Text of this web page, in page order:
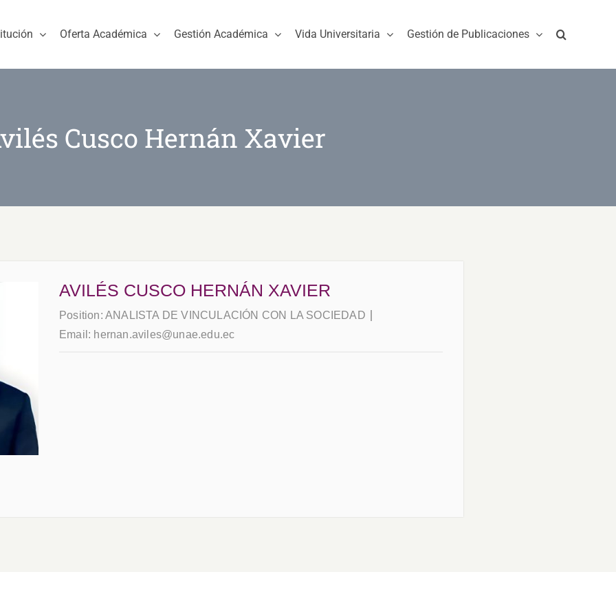
Oferta Académica Gestión Académica Vida Universitaria Gestión de Publicaciones
Cusco Hernán Xavier
AVILÉS CUSCO HERNÁN XAVIER
Position: ANALISTA DE VINCULACIÓN CON LA SOCIEDAD
Email: hernan.aviles@unae.edu.ec